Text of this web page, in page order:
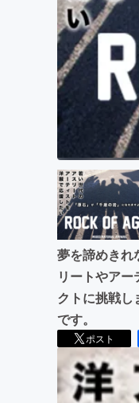
夢を諦めきれ
リートやア
クトに挑戦し
です。
ポスト